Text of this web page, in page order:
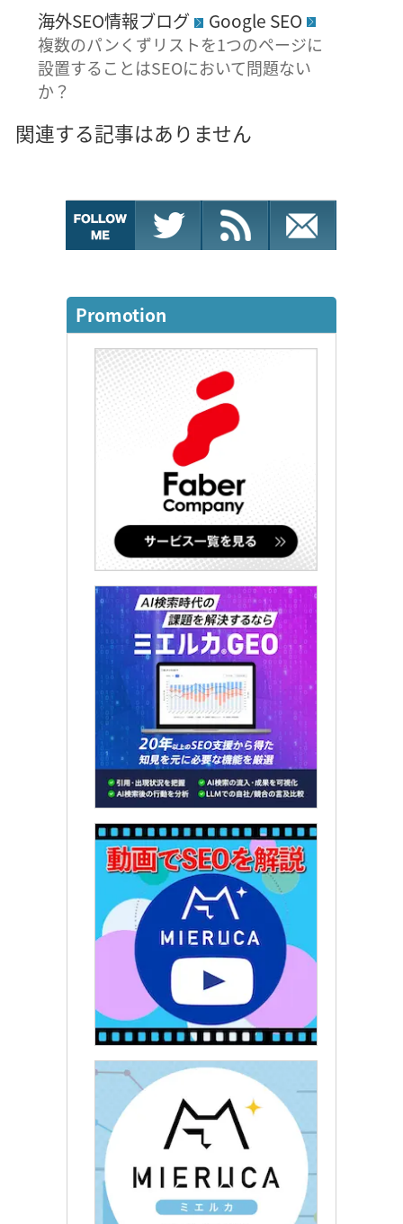
海外SEO情報ブログ Google SEO
複数のパンくずリストを1つのページに
設置することはSEOにおいて問題ない
か？
関連する記事はありません
Promotion